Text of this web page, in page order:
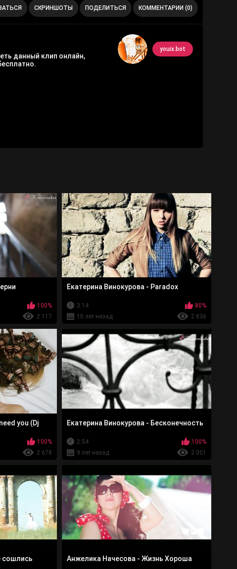
СКРИНШОТЫ ПОДЕЛИТЬСЯ КОММЕНТАРИИ (0)
youix.bot
данный клип онлайн,
100%
2 117
Екатерина Винокурова - Paradox
3:14
80%
10 лет назад
2 836
you (Dj
100%
2 678
Екатерина Винокурова - Бесконечность
2:54
100%
9 лет назад
2 051
сошлись Анжелика Начесова - Жизнь Хороша